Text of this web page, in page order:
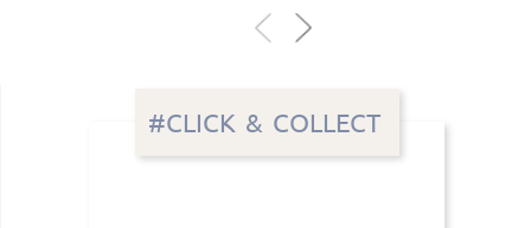
#CLICK & COLLECT